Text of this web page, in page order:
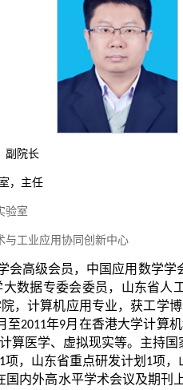
副院长
，主任
验室
与工业应用协同创新中心
会高级会员，中国应用数学
数据专委会委员，山东省人
，计算机应用专业，获工学博
至2011年9月在香港大学计算
算医学、虚拟现实等。主持国
1项，山东省重点研发计划 1项，
国内外高水平学术会议及期刊